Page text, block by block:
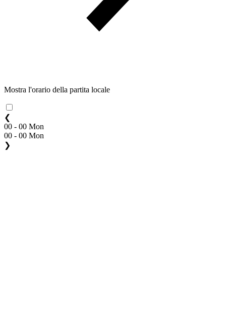
Mostra l'orario della partita locale
❮
00 - 00 Mon
00 - 00 Mon
❯